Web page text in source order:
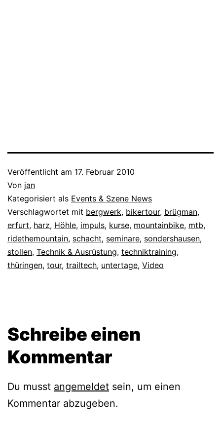
Veröffentlicht am 17. Februar 2010
Von jan
Kategorisiert als Events & Szene News
Verschlagwortet mit bergwerk, bikertour, brügman,
erfurt, harz, Höhle, impuls, kurse, mountainbike, mtb,
ridethemountain, schacht, seminare, sondershausen,
stollen, Technik & Ausrüstung, techniktraining,
thüringen, tour, trailtech, untertage, Video
Schreibe einen
Kommentar
Du musst angemeldet sein, um einen
Kommentar abzugeben.